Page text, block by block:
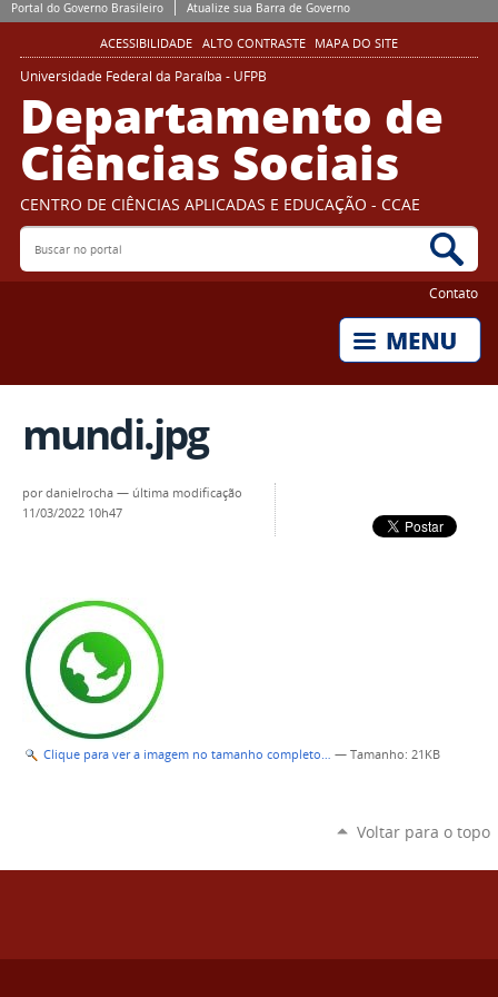
Portal do Governo Brasileiro Atualize sua Barra de Governo
ACESSIBILIDADE ALTO CONTRASTE MAPA DO SITE
Universidade Federal da Paraíba - UFPB
Departamento de
Ciências Sociais
CENTRO DE CIÊNCIAS APLICADAS E EDUCAÇÃO - CCAE
Buscar no portal
Contato
mundi.jpg
pordanielrocha — última modificação
11/03/2022 10h47
Clique para ver a imagem no tamanho completo… — Tamanho: 21KB
Voltar para o topo